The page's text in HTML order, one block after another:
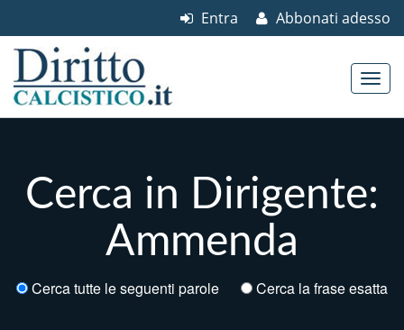
Abbonati adesso
Entra
Cerca in Dirigente:
Ammenda
Cerca tutte le seguenti parole Cerca la frase esatta